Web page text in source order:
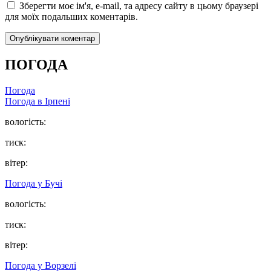
Зберегти моє ім'я, e-mail, та адресу сайту в цьому браузері
для моїх подальших коментарів.
ПОГОДА
Погода
Погода в Ірпені
вологість:
тиск:
вітер:
Погода у Бучі
вологість:
тиск:
вітер:
Погода у Ворзелі